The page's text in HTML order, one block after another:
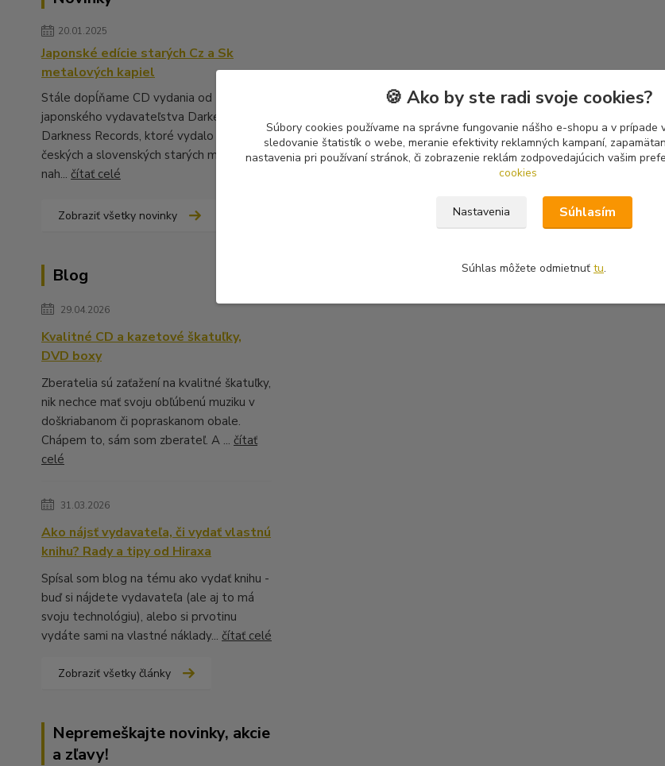
20.01.2025
Japonské edície starých Cz a Sk
metalových kapiel
Stále dopĺňame CD vydania od
japonského vydavateľstva Darker Than
Darkness Records, ktoré vydalo množstvo
českých a slovenských starých metalových
nah... čítať celé
Zobraziť všetky novinky
Blog
29.04.2026
Kvalitné CD a kazetové škatuľky,
DVD boxy
Zberatelia sú zaťažení na kvalitné škatuľky,
nik nechce mať svoju obľúbenú muziku v
doškriabanom či popraskanom obale.
Chápem to, sám som zberateľ. A ... čítať
celé
31.03.2026
Ako nájsť vydavateľa, či vydať vlastnú
knihu? Rady a tipy od Hiraxa
Spísal som blog na tému ako vydať knihu -
buď si nájdete vydavateľa (ale aj to má
svoju technológiu), alebo si prvotinu
vydáte sami na vlastné náklady... čítať celé
Zobraziť všetky články
Nepremeškajte novinky, akcie
a zľavy!
🍪 Ako by ste radi svoje cookies?
Súbory cookies používame na správne fungovanie nášho e-shopu a v prípade
sledovanie štatistík o webe, meranie efektivity reklamných kampaní,
nastavenia pri používaní stránok, či zobrazenie reklám zodpovedajúcich vašim
cookies
Nastavenia Súhlasím
Súhlas môžete odmietnuť tu.